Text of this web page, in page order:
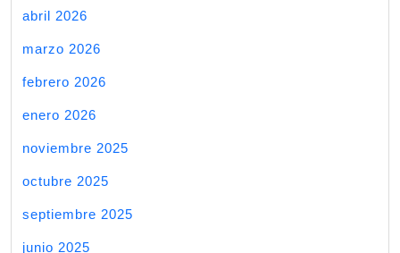
abril 2026
marzo 2026
febrero 2026
enero 2026
noviembre 2025
octubre 2025
septiembre 2025
junio 2025